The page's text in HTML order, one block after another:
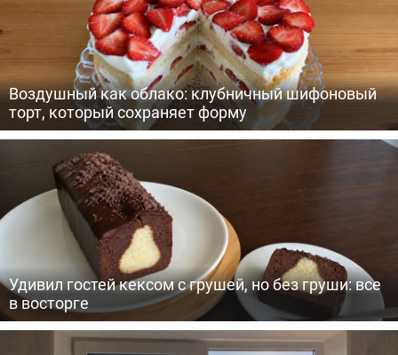
Воздушный как облако: клубничный шифоновый
торт, который сохраняет форму
Удивил гостей кексом с грушей, но без груши: все
в восторге